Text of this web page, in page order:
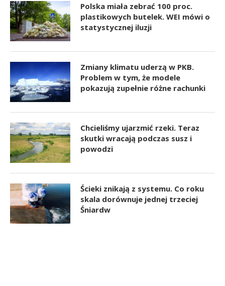
Polska miała zebrać 100 proc.
plastikowych butelek. WEI mówi o
statystycznej iluzji
Zmiany klimatu uderzą w PKB.
Problem w tym, że modele
pokazują zupełnie różne rachunki
Chcieliśmy ujarzmić rzeki. Teraz
skutki wracają podczas susz i
powodzi
Ścieki znikają z systemu. Co roku
skala dorównuje jednej trzeciej
Śniardw